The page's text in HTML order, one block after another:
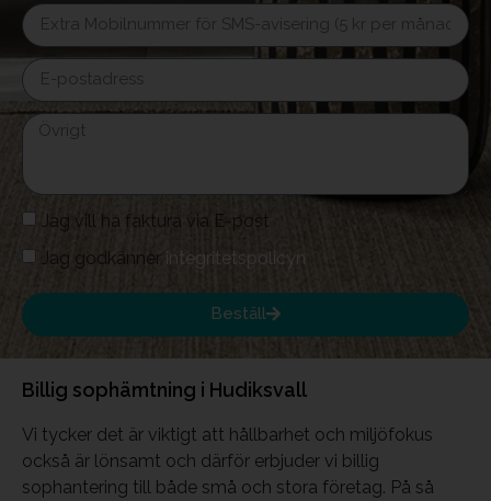
Jag vill ha faktura via E-post
Jag godkänner integritetspolicyn
Beställ
Billig sophämtning i Hudiksvall
Vi tycker det är viktigt att hållbarhet och miljöfokus
också är lönsamt och därför erbjuder vi billig
sophantering till både små och stora företag. På så